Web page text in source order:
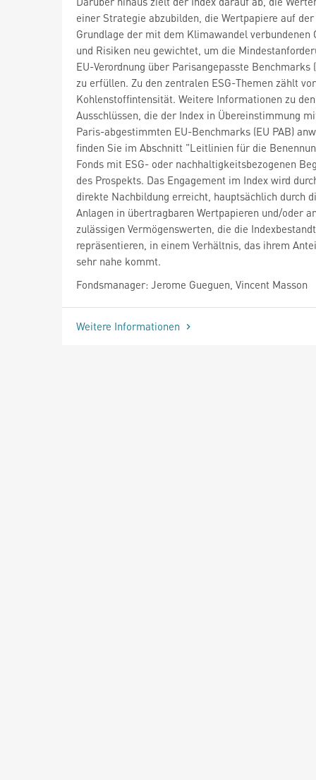
einer Strategie abzubilden, die Wertpapiere auf der
Grundlage der mit dem Klimawandel verbundenen
und Risiken neu gewichtet, um die
EU-Verordnung über Parisangepasste Benchmarks
zu erfüllen. Zu den zentralen ESG-Themen zählt
Kohlenstoffintensität. Weitere Informationen zu den
Ausschlüssen, die der Index in Übereinstimmung
Paris-abgestimmten EU-Benchmarks (EU PAB)
finden Sie im Abschnitt "Leitlinien für die
Fonds mit ESG- oder nachhaltigkeitsbezogenen
des Prospekts. Das Engagement im Index wird
direkte Nachbildung erreicht, hauptsächlich durch
Anlagen in übertragbaren Wertpapieren und/oder
zulässigen Vermögenswerten, die die
repräsentieren, in einem Verhältnis, das ihrem
sehr nahe kommt.
Fondsmanager: Jerome Gueguen, Vincent Masson
Weitere Informationen